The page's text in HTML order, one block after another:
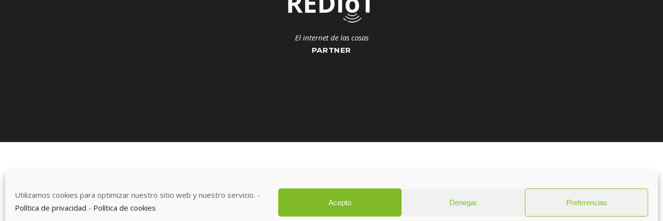
Utilizamos cookies para optimizar nuestro sitio web y nuestro servicio. -
Política de privacidad - Política de cookies
Acepto Denegar Preferencias
El internet de las cosas
PARTNER